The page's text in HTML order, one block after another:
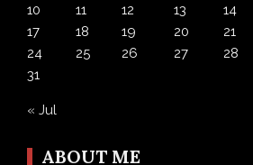
10
11 12 13 14
17
18 19 20 21
24
25 26 27 28
31
« Jul
ABOUT ME